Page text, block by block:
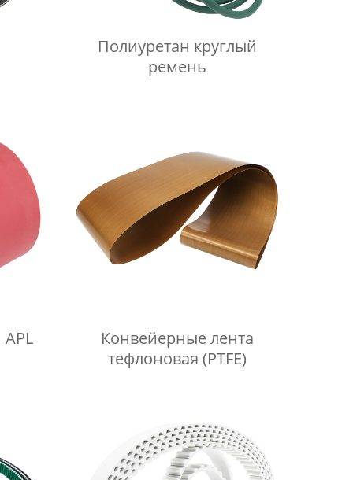
Полиуретан круглый
ремень
Конвейерные лента
тефлоновая (PTFE)